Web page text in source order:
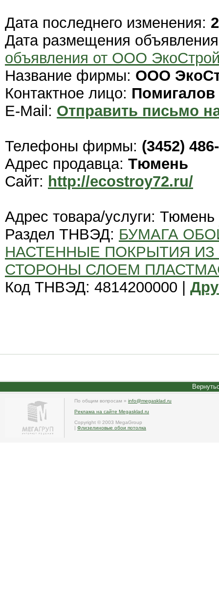
Дата последнего изменения:
Дата размещения
объявления от ООО
Название фирмы: ООО
Контактное лицо: Помигалов
E-Mail: Отправить письмо
Телефоны фирмы: (3452)
Адрес продавца: Тюмень
Сайт: http://ecostroy72.ru/
Адрес товара/услуги: Тюмень
Раздел ТНВЭД: БУМАГА
НАСТЕННЫЕ ПОКРЫТИЯ
СТОРОНЫ СЛОЕМ
Код ТНВЭД: 4814200000 |
По общим вопросам » info@megasklad.ru
Реклама на сайте Megasklad.ru
Copyright © 2003 MegaGroup
| Флизелиновые обои потолка